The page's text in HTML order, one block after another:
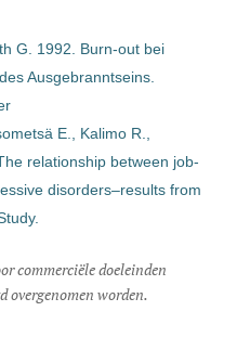
G. 1992. Burn-out bei
Ausgebranntseins.
E., Kalimo R.,
relationship between job-
disorders–results from
commerciële doeleinden
overgenomen worden.